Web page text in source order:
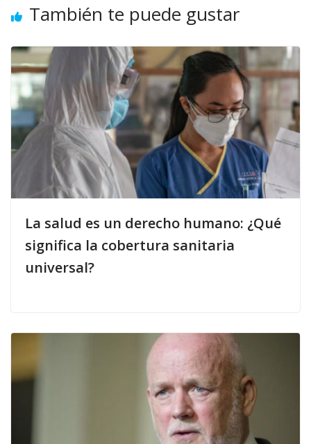
También te puede gustar
La salud es un derecho humano: ¿Qué
significa la cobertura sanitaria
universal?